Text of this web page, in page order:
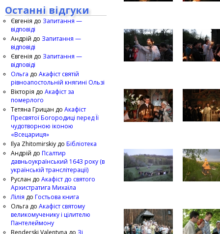
Останні відгуки
Євгенія до Запитання —
відповіді
Андрій до Запитання —
відповіді
Євгенія до Запитання —
відповіді
Ольга до Акафіст святій
рівноапостольній княгині Ользі
Вікторія до Акафіст за
померлого
Тетяна Грицан до Акафіст
Пресвятої Богородиці перед Її
чудотворною іконою
«Всецариця»
Ilya Zhitomirskiy до Бібліотека
Андрій до Псалтир
давньоукраїнський 1643 року (в
українській транслітерації)
Руслан до Акафіст до святого
Архистратига Михаїла
Лілія до Гостьова книга
Ольга до Акафіст святому
великомученику і цілителю
Пантелеймону
Benderski Valentyna до Зі